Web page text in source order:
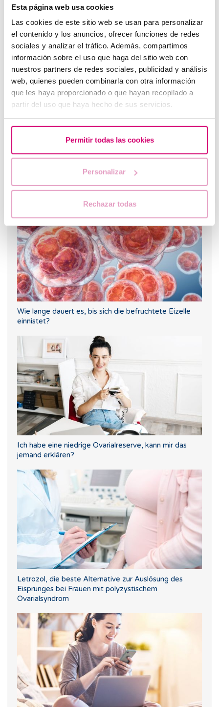
Esta página web usa cookies
Las cookies de este sitio web se usan para personalizar
el contenido y los anuncios, ofrecer funciones de redes
sociales y analizar el tráfico. Además, compartimos
información sobre el uso que haga del sitio web con
nuestros partners de redes sociales, publicidad y análisis
web, quienes pueden combinarla con otra información
que les haya proporcionado o que hayan recopilado a
partir del uso que haya hecho de sus servicios.
Permitir todas las cookies
Personalizar
Rechazar todas
Progesteron, wann sollte es verwendet werden?
Sport während einer Behandlung zur künstlichen
Befruchtung und während der Schwangerschaft
Wie lange dauert es, bis sich die befruchtete Eizelle
einnistet?
Ich habe eine niedrige Ovarialreserve, kann mir das
jemand erklären?
Letrozol, die beste Alternative zur Auslösung des
Eisprunges bei Frauen mit polyzystischem
Ovarialsyndrom